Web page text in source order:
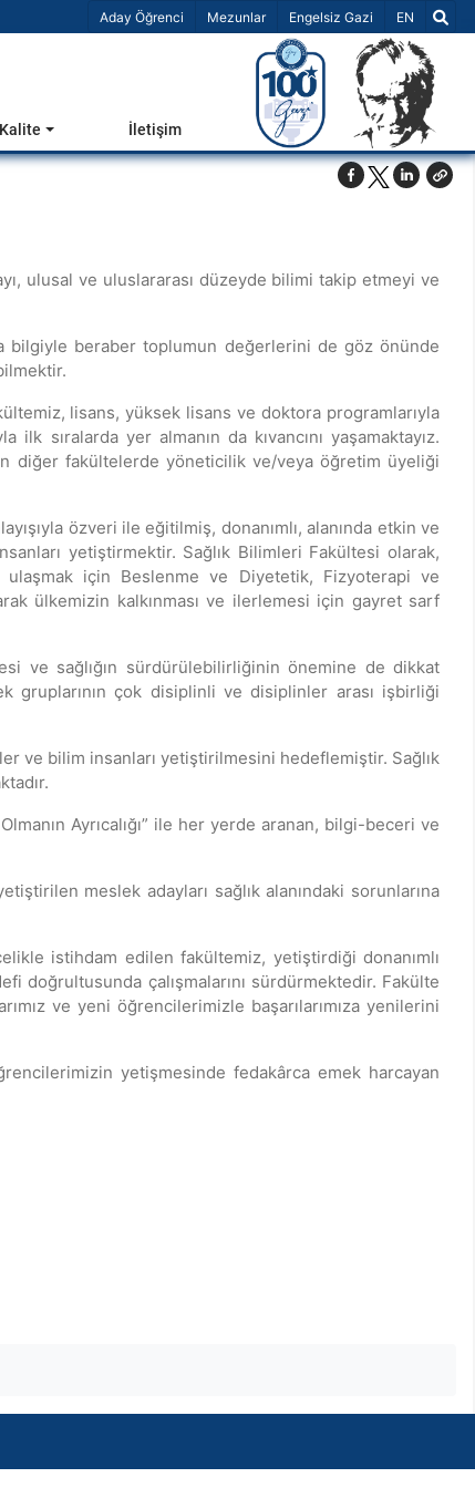
Aday Öğrenci Mezunlar Engelsiz Gazi Dil Seçiniz
EN
Kalite İletişim
ulusal ve uluslararası düzeyde bilimi takip etmeyi ve
bilgiyle beraber toplumun değerlerini de göz önünde
lisans, yüksek lisans ve doktora programlarıyla
sıralarda yer almanın da kıvancını yaşamaktayız.
diğer fakültelerde yöneticilik ve/veya öğretim üyeliği
özveri ile eğitilmiş, donanımlı, alanında etkin ve
yetiştirmektir. Sağlık Bilimleri Fakültesi olarak,
ulaşmak için Beslenme ve Diyetetik, Fizyoterapi ve
ülkemizin kalkınması ve ilerlemesi için gayret sarf
ve sağlığın sürdürülebilirliğinin önemine de dikkat
gruplarının çok disiplinli ve disiplinler arası işbirliği
ve bilim insanları yetiştirilmesini hedeflemiştir. Sağlık
Ayrıcalığı” ile her yerde aranan, bilgi-beceri ve
meslek adayları sağlık alanındaki sorunlarına
istihdam edilen fakültemiz, yetiştirdiği donanımlı
doğrultusunda çalışmalarını sürdürmektedir. Fakülte
ve yeni öğrencilerimizle başarılarımıza yenilerini
yetişmesinde fedakârca emek harcayan